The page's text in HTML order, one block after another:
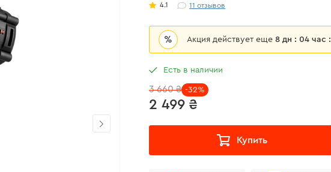
4.1 11отзывов
% Акция действует еще8 дн : 04 час
Есть в наличии
2 499 ₴
3 660 ₴ -32%
Купить